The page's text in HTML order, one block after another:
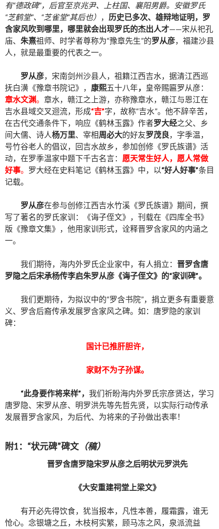
有“德政碑”，后官至京兆尹、上柱国、襄阳男爵。安徽罗氏
“芝鹤堂”、“芝雀堂”其后也） ， 历史已多次、雄辩地证明，罗
含家风吹到哪里，哪里就会出现罗氏的杰出人才——宋从祀孔
庙、 朱熹祖师、时学者尊称为“豫章先生”的罗从彦，福建沙县
人，就是最重要的代表之一。
罗从彦，宋南剑州沙县人，祖籍江西吉水，据清江西巡
抚白潢《豫章书院记》， 康熙五十八年，
皇帝赐匾罗从彦：
章水文渊。 章水，赣江之上游，亦称豫章水，赣江与恩江在
吉水县域交叉迴流，形成“吉”字，故称“吉水”。他不辞辛苦，
在古代交通条件下，响应《鹤林玉露》作者罗大经之父、乡
间大儒、诗人杨万里、宰相周必大的好友罗茂良，字季温，
号竹谷老人的倡议，回吉水故乡，参加创修《罗氏族谱》活
动，在罗季温家中题下千古名言： 愿天常生好人，愿人常做
好事。 罗大经在史料笔记《鹤林玉露》中，以“好人好事”条目
记载。
罗从彦在参与创修江西吉水竹溪《罗氏族谱》期间，撰
写了著名的罗氏家训：《诲子侄文》，刊载在《四库全书》
版《豫章文集》，他用家训形式，诠释晋罗含家风的内涵之
一。
我们期待，海内外罗氏企业家中，有人捐立： 晋罗含唐
罗隐之后宋承杨传李启朱罗从彦《诲子侄文》的“家训碑”。
我们更期待，为拟议中的“罗含书院”，捐立更多有重要意
义、罗含后裔传承发展罗含家风之碑。如：唐罗隐的家训
碑：
国计已推肝胆许，
家财不为子孙谋。
“此身要作将来样”， 我们祈盼海内外罗氏宗彦贤达，学习
唐罗隐、宋罗从彦、明罗洪先等先哲先贤，以实际行动传承
发展晋罗含家风，为后代、为将来的子孙做出表率！
附1：“状元碑”碑文 （稿）
晋罗含唐罗隐宋罗从彦之后明状元罗洪先
《大安重建祠堂上梁文》
有开必先得饮食，犹当报本，凡性本善，履霜露，谁无
怆心。念银塘之丘，木枝柯实繁，顾马冻之风，泉派流益